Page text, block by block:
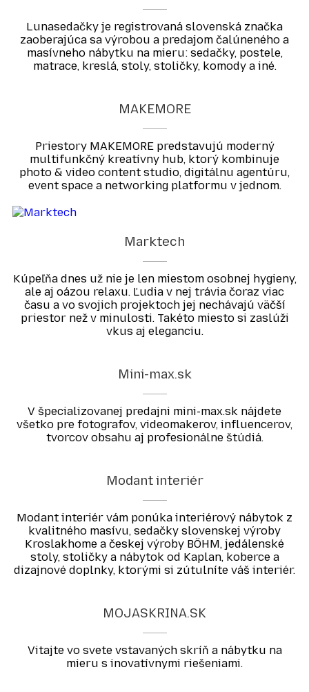
Lunasedačky je registrovaná slovenská značka
zaoberajúca sa výrobou a predajom čalúneného a
masívneho nábytku na mieru: sedačky, postele,
matrace, kreslá, stoly, stoličky, komody a iné.
MAKEMORE
Priestory MAKEMORE predstavujú moderný
multifunkčný kreatívny hub, ktorý kombinuje
photo & video content studio, digitálnu agentúru,
event space a networking platformu v jednom.
Marktech
Kúpeľňa dnes už nie je len miestom osobnej hygieny,
ale aj oázou relaxu. Ľudia v nej trávia čoraz viac
času a vo svojich projektoch jej nechávajú väčší
priestor než v minulosti. Takéto miesto si zaslúži
vkus aj eleganciu.
Mini-max.sk
V špecializovanej predajni mini-max.sk nájdete
všetko pre fotografov, videomakerov, influencerov,
tvorcov obsahu aj profesionálne štúdiá.
Modant interiér
Modant interiér vám ponúka interiérový nábytok z
kvalitného masívu, sedačky slovenskej výroby
Kroslakhome a českej výroby BÖHM, jedálenské
stoly, stoličky a nábytok od Kaplan, koberce a
dizajnové doplnky, ktorými si zútulníte váš interiér.
MOJASKRINA.SK
Vitajte vo svete vstavaných skríň a nábytku na
mieru s inovatívnymi riešeniami.